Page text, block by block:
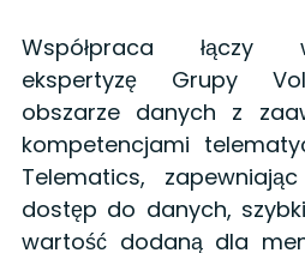
Współpraca łączy
ekspertyzę Grupy
obszarze danych z
kompetencjami
Telematics,
dostęp do danych,
wartość dodaną dla